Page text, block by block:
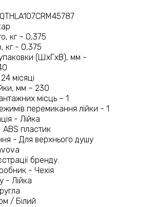
кг – 0,375
кг - 0,375
(ШхГхВ), мм -
місяці
мм – 230
місць – 1
перемикання лійки - 1
- Лійка
ABS пластик
- Для верхнього душу
бренду.
- Чехія
- Лійка
/ Білий